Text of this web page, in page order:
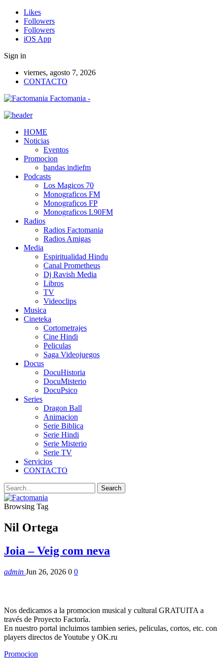
Likes
Followers
Followers
iOS App
Sign in
viernes, agosto 7, 2026
CONTACTO
Factomania -
HOME
Noticias
Eventos
Promocion
bandas indiefm
Podcasts
Los Magicos 70
Monograficos FM
Monograficos FP
Monograficos L90FM
Radios
Radios Factomania
Radios Amigas
Media
Espiritualidad Hindu
Canal Prometheus
Dj Ravish Media
Libros
TV
Videoclips
Musica
Cineteka
Cortometrajes
Cine Hindi
Peliculas
Saga Videojuegos
Docus
DocuHistoria
DocuMisterio
DocuPsico
Series
Dragon Ball
Animacion
Serie Biblica
Serie Hindi
Serie Misterio
Serie TV
Servicios
CONTACTO
Browsing Tag
Nil Ortega
Joia – Veig com neva
admin Jun 26, 2026 0 0
Nos dedicamos a la promocion musical y cultural GRATUITA a
través de Proyecto Factoría.
En nuestro portal incluimos tambien series, peliculas, cortos, etc. con
players directos de Youtube y OK.ru
Promocion